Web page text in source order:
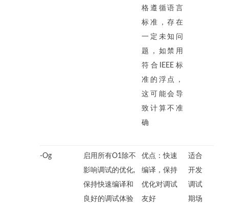
格遵循语言
标准，存在
一定未知问
题，如禁用
符合IEEE标
准的浮点，
这可能会导
致计算不准
确
-Og
启用所有O1除不
影响调试的优化,
保持快速编译和
良好的调试体验
优点：快速
编译，保持
优化对调试
友好
适合
开发
调试
期场